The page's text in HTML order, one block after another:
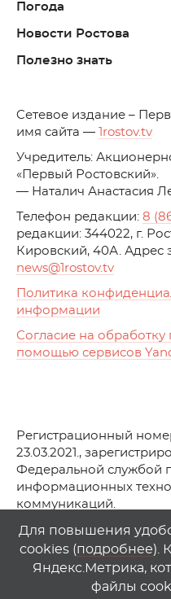
Погода
Новости Ростова
Полезно знать
Cетевое издание –
имя сайта —
1rostov.tv
Учредитель:
«Первый
— Наталич Анастасия
Телефон редакции: 8
редакции: 344022, г.
Кировский, 40А. Адрес
news@1rostov.tv
Политика
информации
Согласие на
помощью сервисов
Регистрационный
23.03.2021.,
Федеральной службой
информационных
коммуникаций.
© АО Телеканал
Любое использование
только при указании
Для повышения
cookies (подробнее).
Яндекс.Метрика,
файлы